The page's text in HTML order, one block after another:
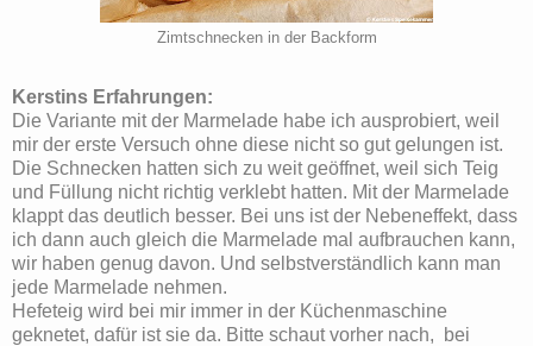
Zimtschnecken in der Backform
Kerstins Erfahrungen:
Die Variante mit der Marmelade habe ich ausprobiert, weil
mir der erste Versuch ohne diese nicht so gut gelungen ist.
Die Schnecken hatten sich zu weit geöffnet, weil sich Teig
und Füllung nicht richtig verklebt hatten. Mit der Marmelade
klappt das deutlich besser. Bei uns ist der Nebeneffekt, dass
ich dann auch gleich die Marmelade mal aufbrauchen kann,
wir haben genug davon. Und selbstverständlich kann man
jede Marmelade nehmen.
Hefeteig wird bei mir immer in der Küchenmaschine
geknetet, dafür ist sie da. Bitte schaut vorher nach, bei